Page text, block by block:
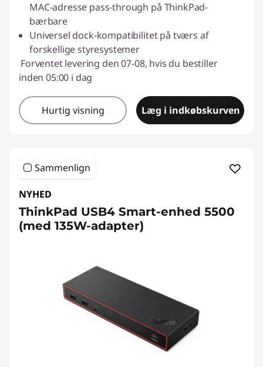
MAC-adresse pass-through på ThinkPad-
bærbare
Universel dock-kompatibilitet på tværs af
forskellige styresystemer
Forventet levering den 07-08, hvis du bestiller
inden 05:00 i dag
Hurtig visning Læg i indkøbskurven
Sammenlign
NYHED
ThinkPad USB4 Smart-enhed 5500
(med 135W-adapter)